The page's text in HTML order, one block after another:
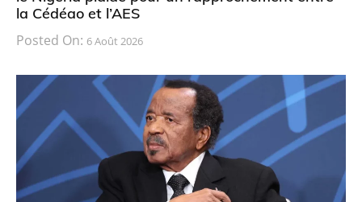
la Cédéao et l’AES
Posted On: 6 Août 2026